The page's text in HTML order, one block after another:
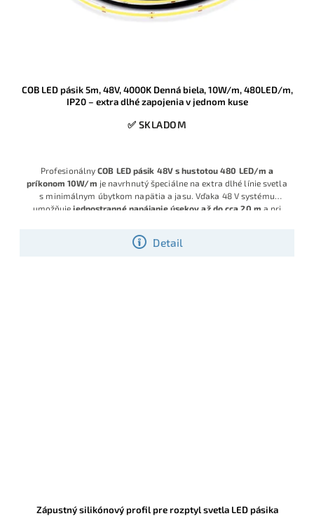
COB LED pásik 5m, 48V, 4000K Denná biela, 10W/m, 480LED/m,
IP20 – extra dlhé zapojenia v jednom kuse
✅ SKLADOM
Detail
ProfesionálnyCOB LED pásik 48V s hustotou 480 LED/m a
príkonom 10W/m je navrhnutý špeciálne na extra dlhé línie svetla
s minimálnym úbytkom napätia a jasu. Vďaka 48 V systému
umožňujejednostranné napájanie úsekov až do cca 20 m a pri
bežných 12/24 V pásikoch, kde je nutné napájať každých pár
metrov.
Zápustný silikónový profil pre rozptyl svetla LED pásika